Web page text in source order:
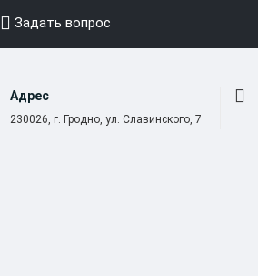
Задать вопрос
Адрес
230026, г. Гродно, ул. Славинского, 7